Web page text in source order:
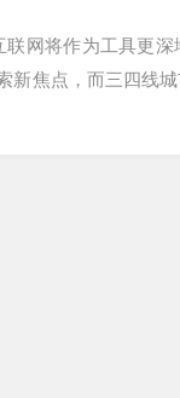
网将作为工具更
焦点，而三四线